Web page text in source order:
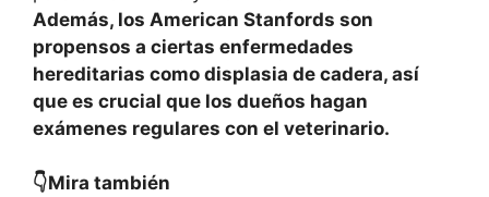
Además, los American Stanfords son
propensos a ciertas enfermedades
hereditarias como displasia de cadera, así
que es crucial que los dueños hagan
exámenes regulares con el veterinario.
👇Mira también